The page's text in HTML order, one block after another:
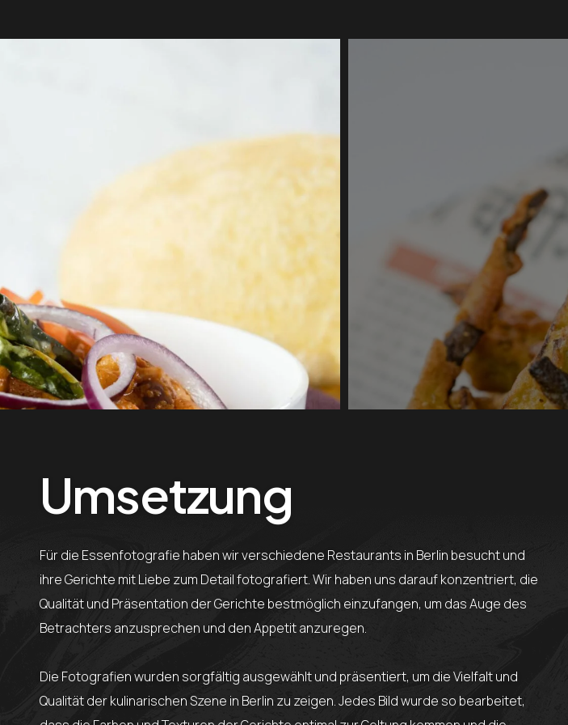
Umsetzung
Für die Essenfotografie haben wir verschiedene Restaurants in Berlin besucht und
ihre Gerichte mit Liebe zum Detail fotografiert. Wir haben uns darauf konzentriert, die
Qualität und Präsentation der Gerichte bestmöglich einzufangen, um das Auge des
Betrachters anzusprechen und den Appetit anzuregen.
Die Fotografien wurden sorgfältig ausgewählt und präsentiert, um die Vielfalt und
Qualität der kulinarischen Szene in Berlin zu zeigen. Jedes Bild wurde so bearbeitet,